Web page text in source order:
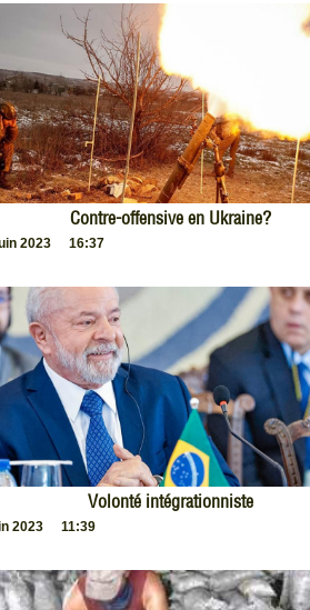
Contre-offensive en Ukraine?
2023 16:37
Volonté intégrationniste
2023 11:39